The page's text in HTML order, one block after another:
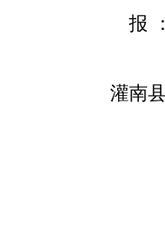
报
灌南